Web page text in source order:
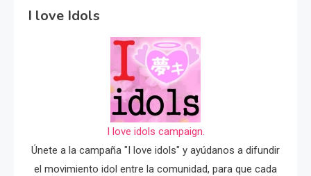
I love Idols
I love idols campaign.
Únete a la campaña "I love idols" y ayúdanos a difundir
el movimiento idol entre la comunidad, para que cada